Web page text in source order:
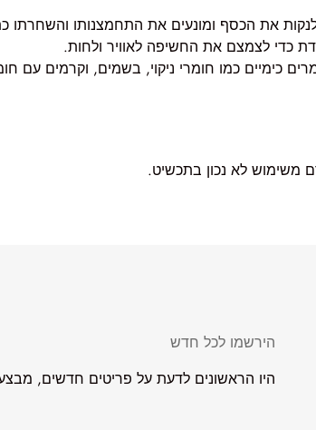
כדי לצמצם את החשיפה לאוויר ולחות.
כימיים כמו חומרי ניקוי, בשמים, וקרמים עם
משימוש לא נכון בתכשיט.
הירשמו לכל חדש
היו הראשונים לדעת על פריטים חדשים,